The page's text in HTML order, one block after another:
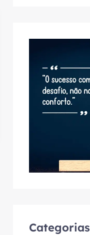
Categorias